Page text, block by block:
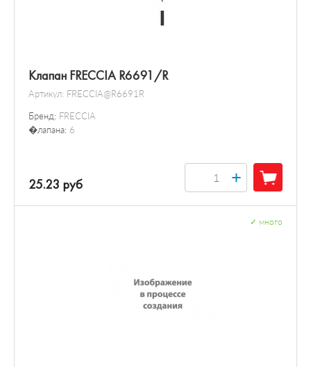
Клапан FRECCIA R6691/R
Артикул: FRECCIA@R6691R
Бренд: FRECCIA
�лапана: 6
25.23 руб +
много